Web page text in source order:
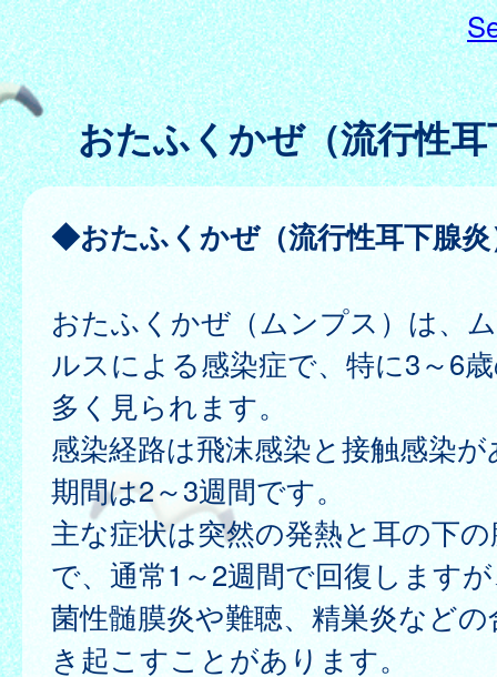
おたふくかぜ（流行性
◆おたふくかぜ（流行性耳下腺
おたふくかぜ（ムンプス）は、
ルスによる感染症で、特に3～6
多く見られます。
感染経路は飛沫感染と接触感染
期間は2～3週間です。
主な症状は突然の発熱と耳の下
で、通常1～2週間で回復します
菌性髄膜炎や難聴、精巣炎など
き起こすことがあります。